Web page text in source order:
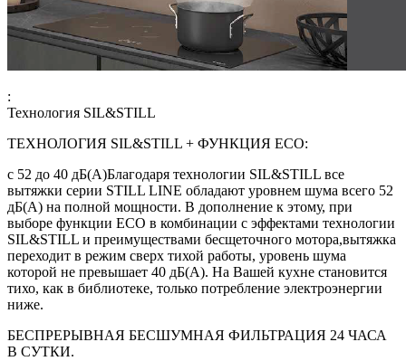
:
Технология SIL&STILL
ТЕХНОЛОГИЯ SIL&STILL + ФУНКЦИЯ ЕСО:
с 52 до 40 дБ(А)Благодаря технологии SIL&STILL все
вытяжки серии STILL LINE обладают уровнем шума всего 52
дБ(А) на полной мощности. В дополнение к этому, при
выборе функции ЕСО в комбинации с эффектами технологии
SIL&STILL и преимуществами бесщеточного мотора,вытяжка
переходит в режим сверх тихой работы, уровень шума
которой не превышает 40 дБ(А). На Вашей кухне становится
тихо, как в библиотеке, только потребление электроэнергии
ниже.
БЕСПРЕРЫВНАЯ БЕСШУМНАЯ ФИЛЬТРАЦИЯ 24 ЧАСА
В СУТКИ.